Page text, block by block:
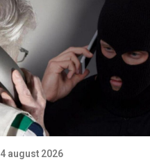
4 august 2026